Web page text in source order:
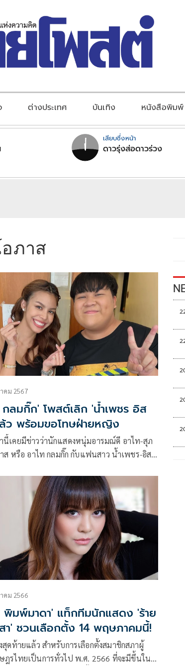
ต่างประเทศ บันเทิง หนังสือพิมพ์
เสียบซึ่งหน้า
ดาวรุ่งส่อดาวร่วง
ภาส
คม 2567
กลมกิ๊ก' โพสต์เลิก 'น้ำเพชร อิส
ว พร้อมขอโทษฝ่ายหญิง
เคยมีข่าวว่านักแสดงหนุ่มอารมณ์ดี อาไท-สุภ
ส หรือ อาไท กลมกิ๊ก กับแฟนสาว น้ำเพชร-อิส
ยังรักกันดีอยู่ แต่ล่าสุด อาไท ได้โพสต์ผ่านอินสตา
อรี่ว่าทั้งคู่ได้จบความสัมพันธ์กันเรียบร้อยแล้ว
คม 2566
มพ์มาดา' แท็กทีมนักแสดง 'ร้าย
า' ชวนเลือกตั้ง 14 พฤษภาคมนี้!
สุดท้ายแล้ว สำหรับการเลือกตั้งสมาชิกสภาผู้
ฎรไทยเป็นการทั่วไป พ.ศ. 2566 ที่จะมีขึ้นใน